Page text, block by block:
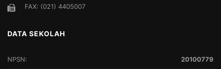
FAX: (021) 4405007
DATA SEKOLAH
NPSN: 20100779